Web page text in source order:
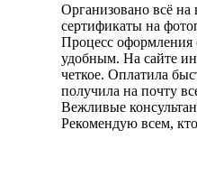
Организовано всё на
сертификаты на
Процесс оформления
удобным. На сайте
четкое. Оплатила
получила на почту
Вежливые
Рекомендую всем,